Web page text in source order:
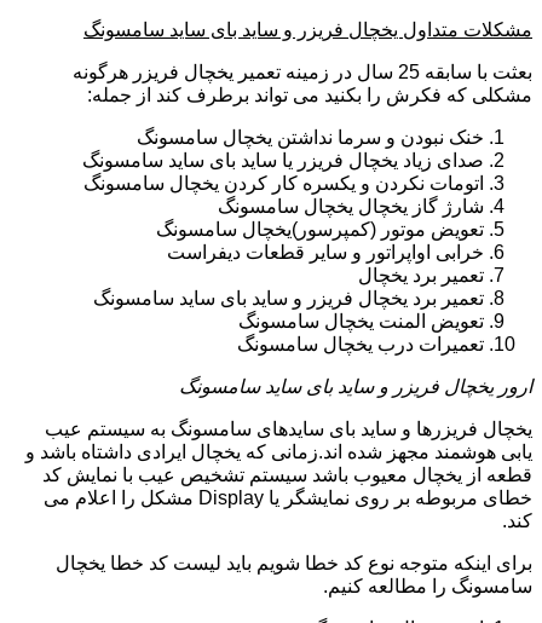
مشکلات متداول یخچال فریزر و ساید بای ساید سامسونگ
بعثت با سابقه 25 سال در زمینه تعمیر یخچال فریزر هرگونه
مشکلی که فکرش را بکنید می تواند برطرف کند از جمله:
خنک نبودن و سرما نداشتن یخچال سامسونگ
صدای زیاد یخچال فریزر یا ساید بای ساید سامسونگ
اتومات نکردن و یکسره کار کردن یخچال سامسونگ
شارژ گاز یخچال یخچال سامسونگ
تعویض موتور (کمپرسور)یخچال سامسونگ
خرابی اواپراتور و سایر قطعات دیفراست
تعمیر برد یخچال
تعمیر برد یخچال فریزر و ساید بای ساید سامسونگ
تعویض المنت یخچال سامسونگ
تعمیرات درب یخچال سامسونگ
ارور یخچال فریزر و ساید بای ساید سامسونگ
یخچال فریزرها و ساید بای سایدهای سامسونگ به سیستم عیب
یابی هوشمند مجهز شده اند.زمانی که یخچال ایرادی داشتاه باشد و
قطعه از یخچال معیوب باشد سیستم تشخیص عیب با نمایش کد
خطای مربوطه بر روی نمایشگر یا Display مشکل را اعلام می
کند.
برای اینکه متوجه نوع کد خطا شویم باید لیست کد خطا یخچال
سامسونگ را مطالعه کنیم.